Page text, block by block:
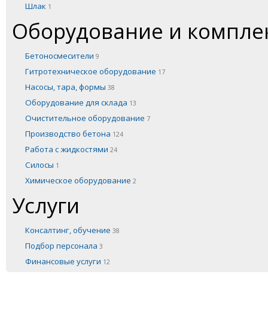
Шлак 1
Оборудование и
Бетоносмесители 9
Гитротехническое оборудование 17
Насосы, тара, формы 38
Оборудование для склада 13
Очистительное оборудование 7
Производство бетона 124
Работа с жидкостями 24
Силосы 1
Химическое оборудование 2
Услуги
Консалтинг, обучение 38
Подбор персонала 3
Финансовые услуги 12